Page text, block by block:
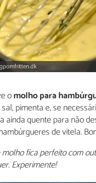
omolho para
pimenta e, se
ainda quente para não
de vitela.
fica perfeito com
Experimente!